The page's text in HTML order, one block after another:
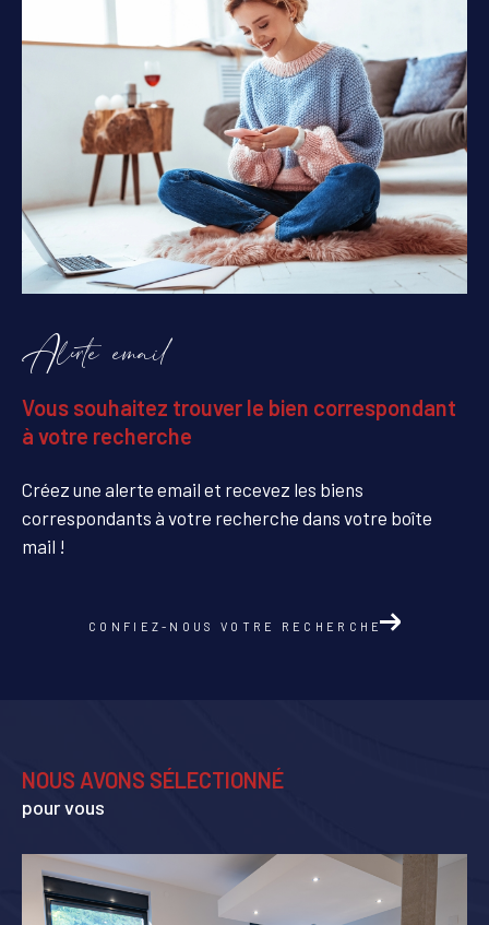
Alerte email
Vous souhaitez trouver le bien correspondant
à votre recherche
Créez une alerte email et recevez les biens
correspondants à votre recherche dans votre boîte
mail !
CONFIEZ-NOUS VOTRE RECHERCHE
NOUS AVONS SÉLECTIONNÉ
pour vous